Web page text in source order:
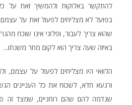
להתקשר באלוקות ולהמשיך זאת על
בפועל לא מצליחים לפעול זאת על עצמם.
שהוא צריך לעבור, ופלוני אינו שוכח
באיזה שעה צריך הוא לקום מחר משנתו...
הלוואי היו מצליחים לפעול על עצמם,
ורגעא חדא, לשכוח את כל העניינים
שנדמה להם שהם רוחניים, שמצד זה